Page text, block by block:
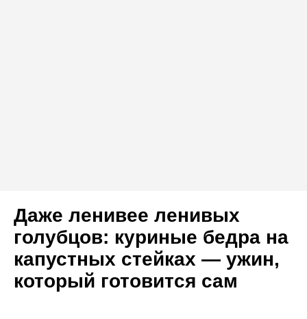
Даже ленивее ленивых
голубцов: куриные бедра на
капустных стейках — ужин,
который готовится сам